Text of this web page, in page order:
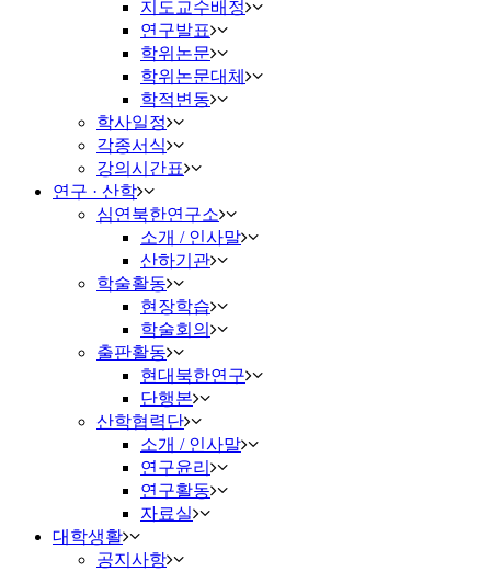
지도교수배정
연구발표
학위논문
학위논문대체
학적변동
학사일정
각종서식
강의시간표
연구 · 산학
심연북한연구소
소개 / 인사말
산하기관
학술활동
현장학습
학술회의
출판활동
현대북한연구
단행본
산학협력단
소개 / 인사말
연구윤리
연구활동
자료실
대학생활
공지사항